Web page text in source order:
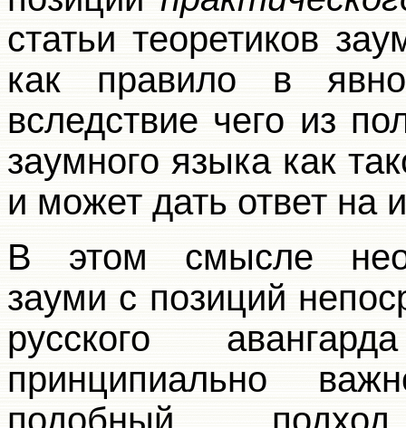
статьи теоретиков
как правило в
вследствие чего из
заумного языка как
и может дать ответ на
В этом смысле
зауми с позиций
русского
принципиально
подобный